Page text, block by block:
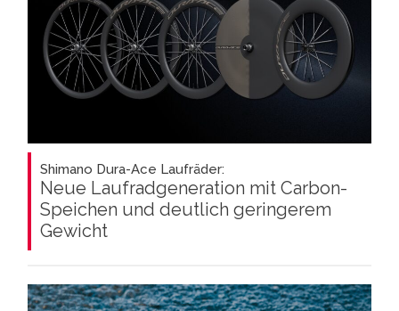
Shimano Dura-Ace Laufräder:
Neue Laufradgeneration mit Carbon-
Speichen und deutlich geringerem
Gewicht